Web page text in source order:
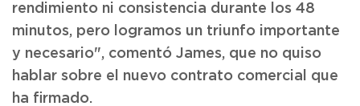
rendimiento ni consistencia durante los 48
minutos, pero logramos un triunfo importante
y necesario", comentó James, que no quiso
hablar sobre el nuevo contrato comercial que
ha firmado.